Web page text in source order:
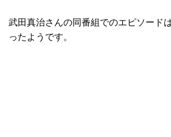
武田真治さんの同番組でのエピソード
ったようです。